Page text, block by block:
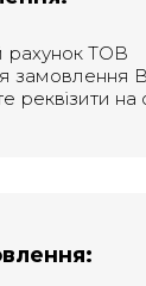
рахунок ТОВ
замовлення
реквізити на